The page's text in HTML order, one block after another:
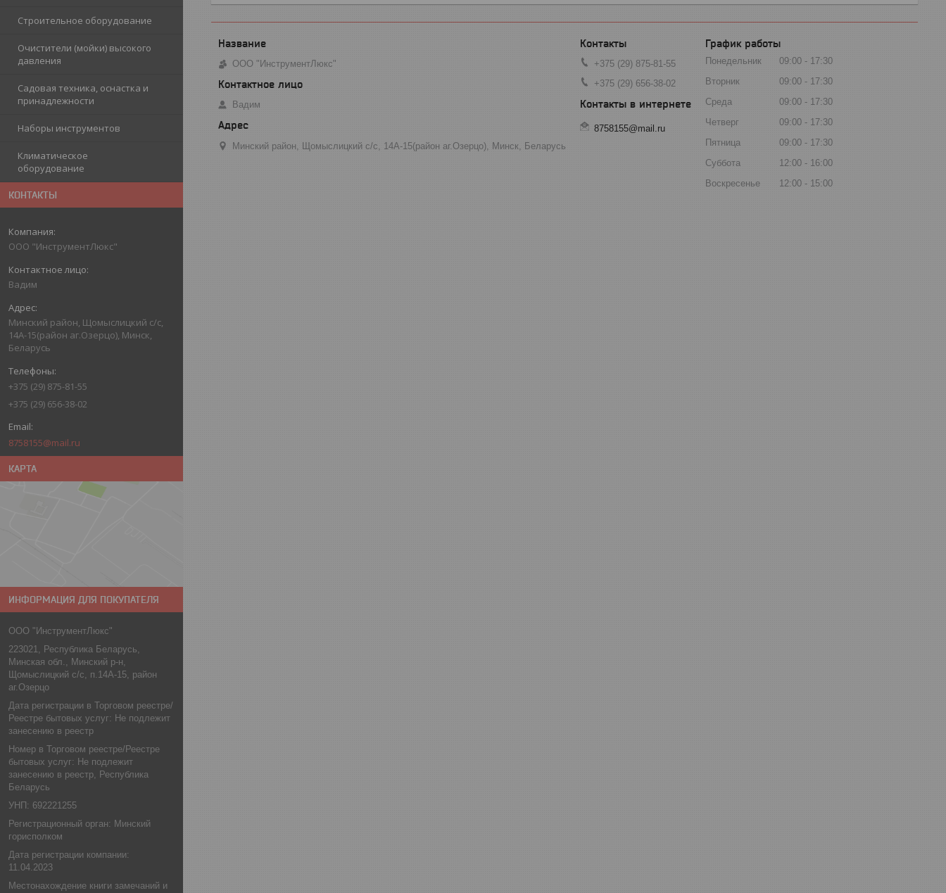
Строительное оборудование
Очистители (мойки) высокого
давления
Садовая техника, оснастка и
принадлежности
Наборы инструментов
Климатическое
оборудование
КОНТАКТЫ
ООО "ИнструментЛюкс"
Вадим
Минский район, Щомыслицкий с/с,
14А-15(район аг.Озерцо), Минск,
Беларусь
+375 (29) 875-81-55
+375 (29) 656-38-02
8758155@mail.ru
КАРТА
ИНФОРМАЦИЯ ДЛЯ ПОКУПАТЕЛЯ
ООО "ИнструментЛюкс"
223021, Республика Беларусь,
Минская обл., Минский р-н,
Щомыслицкий с/с, п.14А-15, район
аг.Озерцо
Дата регистрации в Торговом реестре/
Реестре бытовых услуг: Не подлежит
занесению в реестр
Номер в Торговом реестре/Реестре
бытовых услуг: Не подлежит
занесению в реестр, Республика
Беларусь
УНП: 692221255
Регистрационный орган: Минский
горисполком
Дата регистрации компании:
11.04.2023
Местонахождение книги замечаний и
ООО "ИнструментЛюкс"
Вадим
Минский район, Щомыслицкий с/с, 14А-15(район аг.Озерцо), Минск, Беларусь
+375 (29) 875-81-55
+375 (29) 656-38-02
8758155@mail.ru
График работы
Понедельник 09:00
17:30
Вторник
09:00
17:30
Среда
09:00
17:30
Четверг
09:00
17:30
Пятница
09:00
17:30
Суббота
12:00
16:00
Воскресенье
12:00 15:00